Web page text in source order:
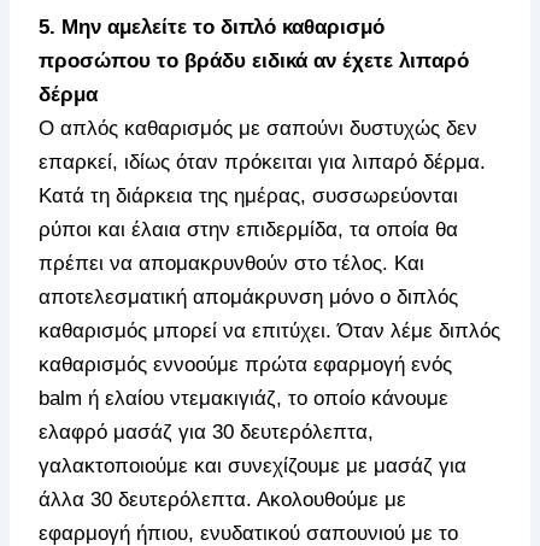
5. Μην αμελείτε το διπλό καθαρισμό
προσώπου το βράδυ ειδικά αν έχετε λιπαρό
δέρμα
Ο απλός καθαρισμός με σαπούνι δυστυχώς δεν
επαρκεί, ιδίως όταν πρόκειται για λιπαρό δέρμα.
Κατά τη διάρκεια της ημέρας, συσσωρεύονται
ρύποι και έλαια στην επιδερμίδα, τα οποία θα
πρέπει να απομακρυνθούν στο τέλος. Και
αποτελεσματική απομάκρυνση μόνο ο διπλός
καθαρισμός μπορεί να επιτύχει. Όταν λέμε διπλός
καθαρισμός εννοούμε πρώτα εφαρμογή ενός
balm ή ελαίου ντεμακιγιάζ, το οποίο κάνουμε
ελαφρό μασάζ για 30 δευτερόλεπτα,
γαλακτοποιούμε και συνεχίζουμε με μασάζ για
άλλα 30 δευτερόλεπτα. Ακολουθούμε με
εφαρμογή ήπιου, ενυδατικού σαπουνιού με το